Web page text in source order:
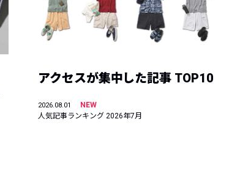
アクセスが集中した記事 TOP10
2026.08.01
NEW
人気記事ランキング 2026年7月